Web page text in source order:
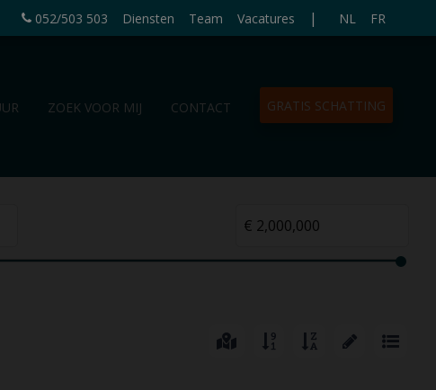
052/503 503 Diensten Team Vacatures | NL FR
ZOEK VOOR MIJ CONTACT GRATIS SCHATTING